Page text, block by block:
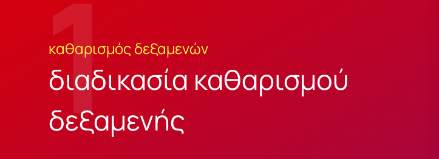
1
καθαρισμός δεξαμενών
διαδικασία καθαρισμού
δεξαμενής